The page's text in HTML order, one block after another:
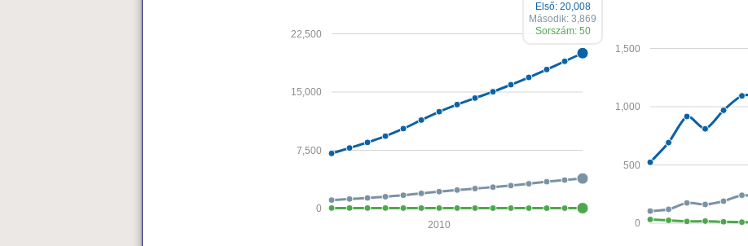
0
7,500
15,000
22,500
2010
Első: 20,008
Második: 3,869
Sorszám: 50
0
500
1,000
1,500